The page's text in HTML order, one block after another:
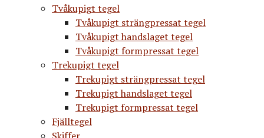
Tvåkupigt tegel
Tvåkupigt strängpressat tegel
Tvåkupigt handslaget tegel
Tvåkupigt formpressat tegel
Trekupigt tegel
Trekupigt strängpressat tegel
Trekupigt handslaget tegel
Trekupigt formpressat tegel
Fjälltegel